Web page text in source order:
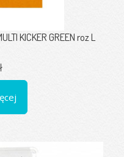
KICKER GREEN roz L